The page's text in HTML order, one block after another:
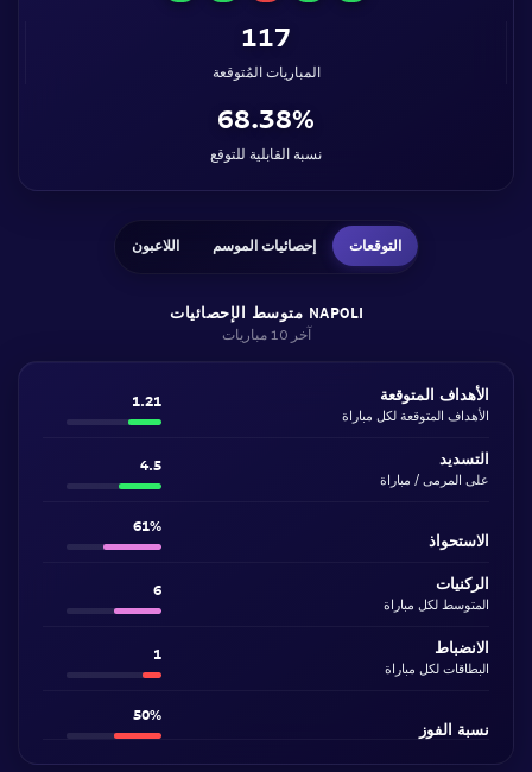
117
المباريات المُتوقعة
68.38%
نسبة القابلية للتوقع
التوقعات إحصائيات الموسم اللاعبون
NAPOLI متوسط الإحصائيات
آخر 10 مباريات
الأهداف المتوقعة
الأهداف المتوقعة لكل مباراة
1.21
التسديد
على المرمى / مباراة
4.5
الاستحواذ
61%
الركنيات
المتوسط لكل مباراة
6
الانضباط
البطاقات لكل مباراة
1
نسبة الفوز
50%